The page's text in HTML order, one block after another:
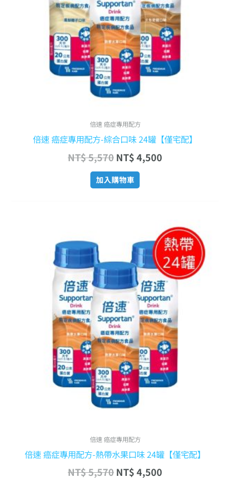
倍速 癌症專用配方
倍速 癌症專用配方-綜合口味 24罐【僅宅配】
NT$5,570NT$4,500
加入購物車
倍速 癌症專用配方
倍速 癌症專用配方-熱帶水果口味 24罐【僅宅配】
NT$5,570
格：
NT$ 5,570。
NT$4,500
目
前
價
格：
NT$ 4,500。